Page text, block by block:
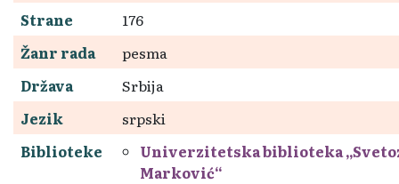
Strane
176
Žanr rada
pesma
Država
Srbija
Jezik
srpski
Biblioteke
Univerzitetska biblioteka
Marković“